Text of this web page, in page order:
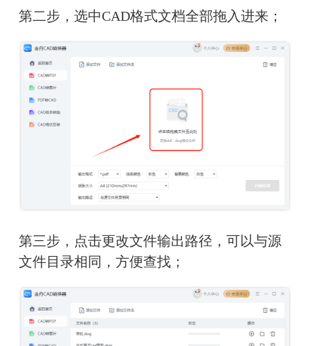
第二步，选中CAD格式文档全部拖入进来；
第三步，点击更改文件输出路径，可以与源
文件目录相同，方便查找；